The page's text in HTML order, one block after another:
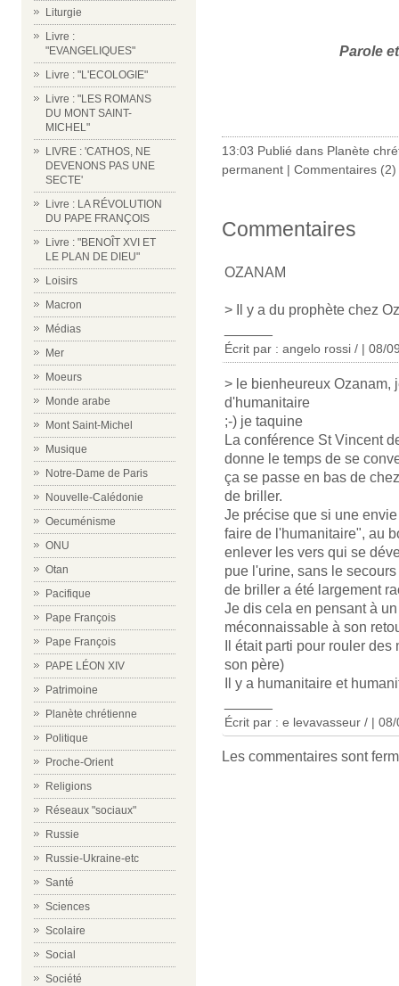
Liturgie
Livre :
"EVANGELIQUES"
Livre : "L'ECOLOGIE"
Livre : "LES ROMANS
DU MONT SAINT-
MICHEL"
LIVRE : 'CATHOS, NE
DEVENONS PAS UNE
SECTE'
Livre : LA RÉVOLUTION
DU PAPE FRANÇOIS
Livre : "BENOÎT XVI ET
LE PLAN DE DIEU"
Loisirs
Macron
Médias
Mer
Moeurs
Monde arabe
Mont Saint-Michel
Musique
Notre-Dame de Paris
Nouvelle-Calédonie
Oecuménisme
ONU
Otan
Pacifique
Pape François
Pape François
PAPE LÉON XIV
Patrimoine
Planète chrétienne
Politique
Proche-Orient
Religions
Réseaux "sociaux"
Russie
Russie-Ukraine-etc
Santé
Sciences
Scolaire
Social
Société
Parole
13:03 Publié dans Planète
permanent | Commentaires (2)
Commentaires
OZANAM
> Il y a du prophète chez
Écrit par : angelo rossi / | 08/
> le bienheureux Ozanam,
d'humanitaire
;-) je taquine
La conférence St Vincent
donne le temps de se
ça se passe en bas de
de briller.
Je précise que si une
faire de l'humanitaire", au
enlever les vers qui se
pue l'urine, sans le
de briller a été largement
Je dis cela en pensant à
méconnaissable à son
Il était parti pour rouler
son père)
Il y a humanitaire et
Écrit par : e levavasseur / |
Les commentaires sont